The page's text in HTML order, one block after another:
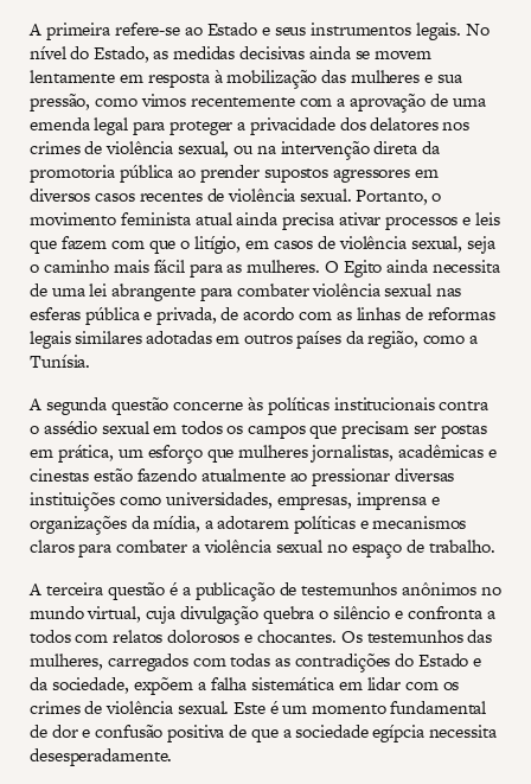
A primeira refere-se ao Estado e seus instrumentos legais. No
nível do Estado, as medidas decisivas ainda se movem
lentamente em resposta à mobilização das mulheres e sua
pressão, como vimos recentemente com a aprovação de uma
emenda legal para proteger a privacidade dos delatores nos
crimes de violência sexual, ou na intervenção direta da
promotoria pública ao prender supostos agressores em
diversos casos recentes de violência sexual. Portanto, o
movimento feminista atual ainda precisa ativar processos e leis
que fazem com que o litígio, em casos de violência sexual, seja
o caminho mais fácil para as mulheres. O Egito ainda necessita
de uma lei abrangente para combater violência sexual nas
esferas pública e privada, de acordo com as linhas de reformas
legais similares adotadas em outros países da região, como a
Tunísia.
A segunda questão concerne às políticas institucionais contra
o assédio sexual em todos os campos que precisam ser postas
em prática, um esforço que mulheres jornalistas, acadêmicas e
cinestas estão fazendo atualmente ao pressionar diversas
instituições como universidades, empresas, imprensa e
organizações da mídia, a adotarem políticas e mecanismos
claros para combater a violência sexual no espaço de trabalho.
A terceira questão é a publicação de testemunhos anônimos no
mundo virtual, cuja divulgação quebra o silêncio e confronta a
todos com relatos dolorosos e chocantes. Os testemunhos das
mulheres, carregados com todas as contradições do Estado e
da sociedade, expõem a falha sistemática em lidar com os
crimes de violência sexual. Este é um momento fundamental
de dor e confusão positiva de que a sociedade egípcia necessita
desesperadamente.